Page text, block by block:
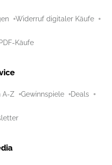
Widerruf digitaler Käufe
Käufe
A-Z Gewinnspiele Deals